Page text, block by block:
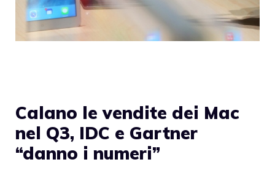
Calano le vendite dei Mac
nel Q3, IDC e Gartner
“danno i numeri”